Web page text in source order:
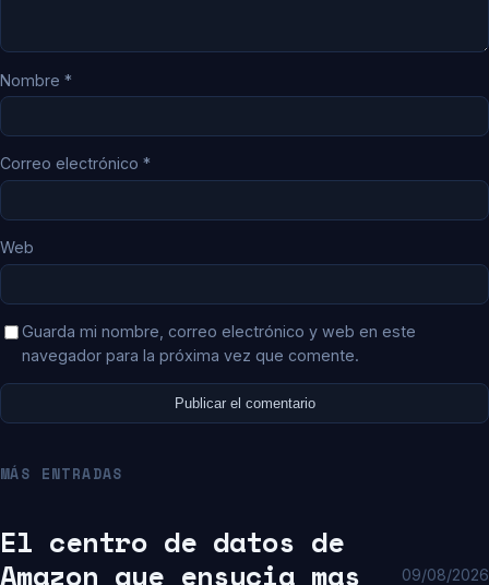
Nombre *
Correo electrónico *
Web
Guarda mi nombre, correo electrónico y web en este
navegador para la próxima vez que comente.
MÁS ENTRADAS
El centro de datos de
Amazon que ensucia mas
09/08/2026